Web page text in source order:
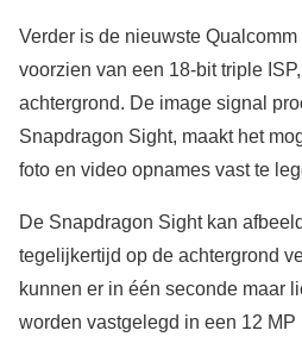
Verder is de nieuwste
voorzien van een 18-bit triple
achtergrond. De image signal
Snapdragon Sight, maakt het
foto en video opnames vast te
De Snapdragon Sight kan
tegelijkertijd op de achtergrond
kunnen er in één seconde maar
worden vastgelegd in een 12